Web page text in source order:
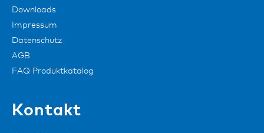
Downloads
Impressum
Datenschutz
AGB
FAQ Produktkatalog
Kontakt